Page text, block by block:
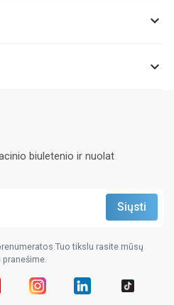


biuletenio ir nuolat
tikslu rasite mūsų